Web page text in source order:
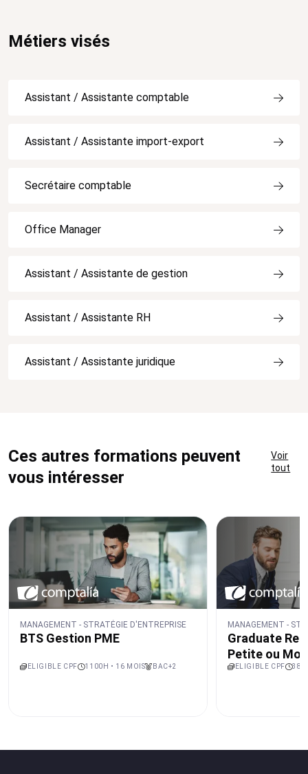
Métiers visés
Assistant / Assistante comptable
Assistant / Assistante import-export
Secrétaire comptable
Office Manager
Assistant / Assistante de gestion
Assistant / Assistante RH
Assistant / Assistante juridique
Ces autres formations peuvent
vous intéresser
Voir
tout
MANAGEMENT - STRATÉGIE D'ENTREPRISE
BTS Gestion PME
ELIGIBLE CPF 1100H • 16 MOIS BAC+2
MANAGEMENT -
Graduate
Petite ou
ELIGIBLE CPF